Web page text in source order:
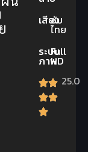
เสียง
ซับ
ไทย
ระบบ
ภาพ
Full
HD
25.0